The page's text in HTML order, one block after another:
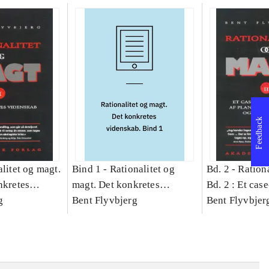
og magt.
Bind 1 - Rationalitet og
magt. Det konkretes
videnskab. Bind 1
Bent Flyvbjerg
Bd. 2 -
Bd. 2 : Et
studie af
Bent
Feedback